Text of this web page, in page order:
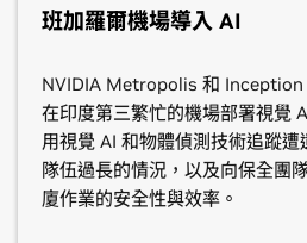
班加羅爾機場導入 AI
NVIDIA Metropolis 和 Inception
在印度第三繁忙的機場部署視覺
用視覺 AI 和物體偵測技術追蹤
隊伍過長的情況，以及向保全團
廈作業的安全性與效率。